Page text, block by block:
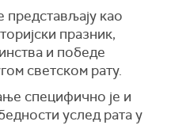
представљају као
празник,
и победе
светском рату.
специфично је и
услед рата у